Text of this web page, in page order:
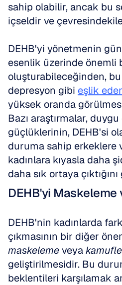
sahip olabilir, ancak bu
içseldir ve
DEHB'yi yönetmenin
esenlik üzerinde önemli
oluşturabileceğinden,
depresyon gibi eşlik
yüksek oranda
Bazı araştırmalar,
güçlüklerinin, DEHB'si
duruma sahip erkeklere
kadınlara kıyasla daha
daha sık ortaya
DEHB'yi
DEHB'nin kadınlarda
maskeleme veya
geliştirilmesidir. Bu
beklentileri karşılamak